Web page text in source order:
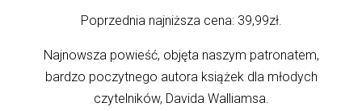
wynosiła:
49,00zł.
wynosi:
39,99zł.
Poprzednia najniższa cena: 39,99zł.
Najnowsza powieść, objęta naszym patronatem,
bardzo poczytnego autora książek dla młodych
czytelników, Davida Walliamsa.